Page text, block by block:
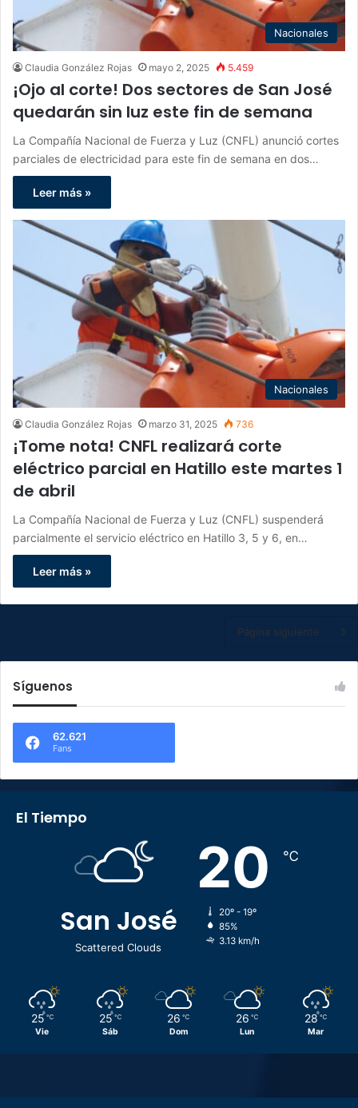
Nacionales
Claudia González Rojas mayo 2, 2025 5.459
¡Ojo al corte! Dos sectores de San José
quedarán sin luz este fin de semana
La Compañía Nacional de Fuerza y Luz (CNFL) anunció cortes
parciales de electricidad para este fin de semana en dos…
Leer más »
Nacionales
Claudia González Rojas marzo 31, 2025 736
¡Tome nota! CNFL realizará corte
eléctrico parcial en Hatillo este martes 1
de abril
La Compañía Nacional de Fuerza y Luz (CNFL) suspenderá
parcialmente el servicio eléctrico en Hatillo 3, 5 y 6, en…
Leer más »
Página siguiente
Síguenos
62.621
Fans
El Tiempo
San José
Scattered Clouds
20 ℃
20º - 19º
85%
3.13 km/h
25 ℃
Vie
25 ℃
Sáb
26 ℃
Dom
26 ℃
Lun
28 ℃
Mar